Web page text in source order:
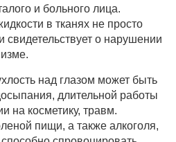
и больного лица.
в тканях не просто
свидетельствует о нарушении
над глазом может быть
длительной работы
на косметику, травм.
пищи, а также алкоголя,